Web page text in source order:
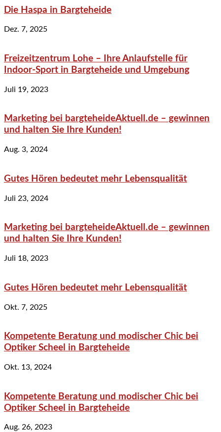
Die Haspa in Bargteheide
Dez. 7, 2025
Freizeitzentrum Lohe – Ihre Anlaufstelle für
Indoor-Sport in Bargteheide und Umgebung
Juli 19, 2023
Marketing bei bargteheideAktuell.de – gewinnen
und halten Sie Ihre Kunden!
Aug. 3, 2024
Gutes Hören bedeutet mehr Lebensqualität
Juli 23, 2024
Marketing bei bargteheideAktuell.de – gewinnen
und halten Sie Ihre Kunden!
Juli 18, 2023
Gutes Hören bedeutet mehr Lebensqualität
Okt. 7, 2025
Kompetente Beratung und modischer Chic bei
Optiker Scheel in Bargteheide
Okt. 13, 2024
Kompetente Beratung und modischer Chic bei
Optiker Scheel in Bargteheide
Aug. 26, 2023